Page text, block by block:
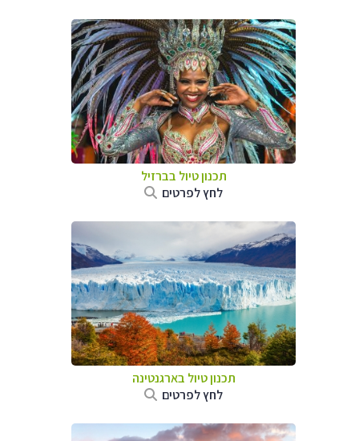
תכנון טיול בברזיל
לחץ לפרטים
תכנון טיול בארגנטינה
לחץ לפרטים